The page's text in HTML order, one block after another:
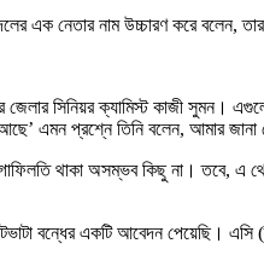
এক নেতার নাম উচ্চারণ করে বলেন,
সিনিয়র ক্যামিস্ট কাজী সুমন।
আছে’ এমন প্রশ্নে তিনি বলেন, আমার জানা
থাকা অসম্ভব কিছু না। তবে, এ
বন্ধের একটি আবেদন পেয়েছি। এসি